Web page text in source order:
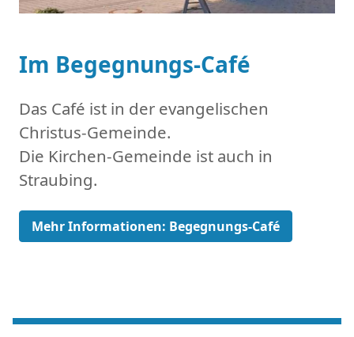
Im Begegnungs-Café
Das Café ist in der evangelischen
Christus-Gemeinde.
Die Kirchen-Gemeinde ist auch in
Straubing.
Mehr Informationen: Begegnungs-Café